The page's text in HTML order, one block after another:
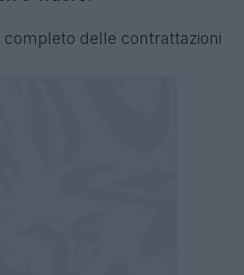
delle contrattazioni